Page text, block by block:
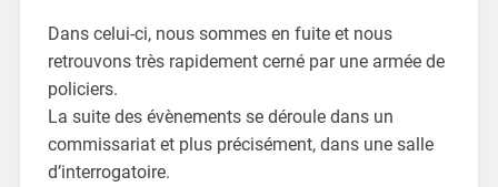
Dans celui-ci, nous sommes en fuite et nous
retrouvons très rapidement cerné par une armée de
policiers.
La suite des évènements se déroule dans un
commissariat et plus précisément, dans une salle
d’interrogatoire.